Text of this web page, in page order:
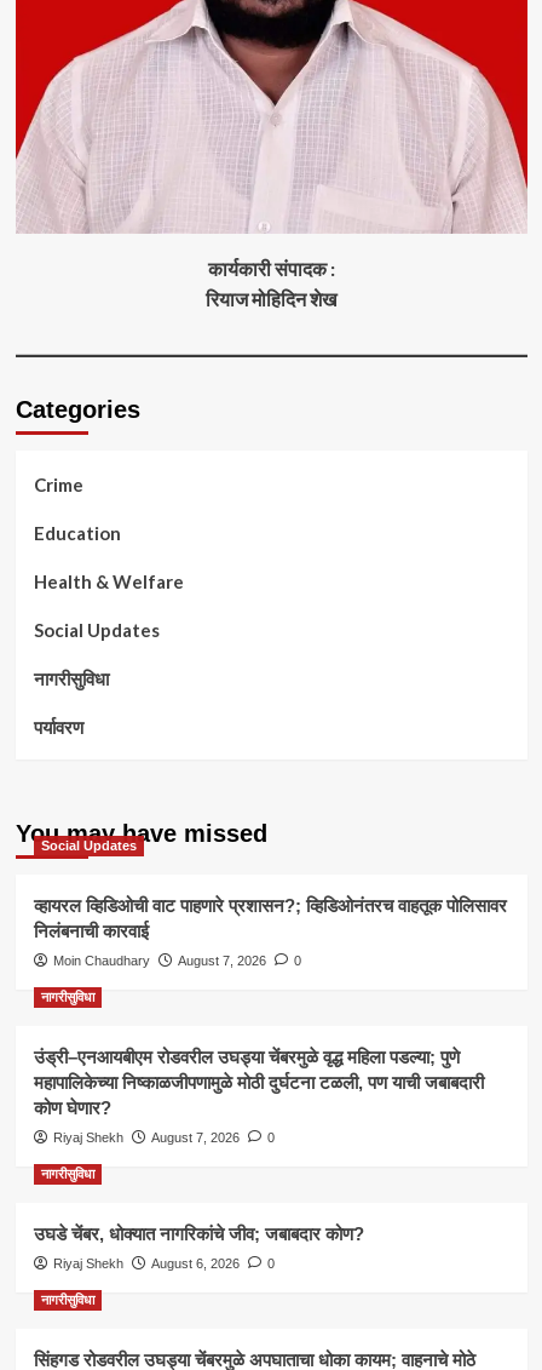
कार्यकारी संपादक :
रियाज मोहिदिन शेख
Categories
Crime
Education
Health & Welfare
Social Updates
नागरीसुविधा
पर्यावरण
You may have missed
Social Updates
व्हायरल व्हिडिओची वाट पाहणारे प्रशासन?; व्हिडिओनंतरच वाहतूक पोलिसावर
निलंबनाची कारवाई
Moin Chaudhary August 7, 2026 0
नागरीसुविधा
उंड्री–एनआयबीएम रोडवरील उघड्या चेंबरमुळे वृद्ध महिला पडल्या; पुणे
महापालिकेच्या निष्काळजीपणामुळे मोठी दुर्घटना टळली, पण याची जबाबदारी
कोण घेणार?
Riyaj Shekh August 7, 2026 0
नागरीसुविधा
उघडे चेंबर, धोक्यात नागरिकांचे जीव; जबाबदार कोण?
Riyaj Shekh August 6, 2026 0
नागरीसुविधा
सिंहगड रोडवरील उघड्या चेंबरमुळे अपघाताचा धोका कायम; वाहनाचे मोठे